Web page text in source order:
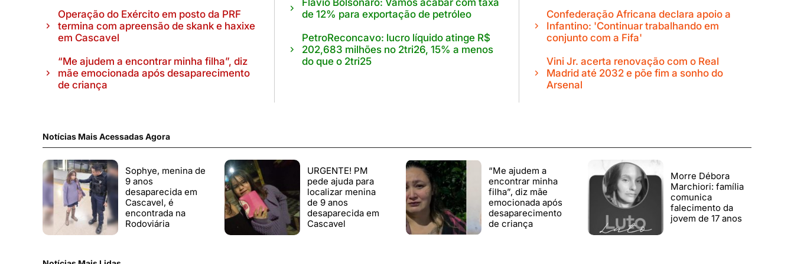
Operação do Exército em posto da PRF
termina com apreensão de skank e haxixe
em Cascavel
“Me ajudem a encontrar minha filha”, diz
mãe emocionada após desaparecimento
de criança
Flávio Bolsonaro: Vamos acabar com taxa
de 12% para exportação de petróleo
PetroReconcavo: lucro líquido atinge R$
202,683 milhões no 2tri26, 15% a menos
do que o 2tri25
Confederação Africana declara apoio a
Infantino: 'Continuar trabalhando em
conjunto com a Fifa'
Vini Jr. acerta renovação com o Real
Madrid até 2032 e põe fim a sonho do
Arsenal
Notícias Mais Acessadas Agora
Sophye, menina de
9 anos
desaparecida em
Cascavel, é
encontrada na
Rodoviária
URGENTE! PM
pede ajuda para
localizar menina
de 9 anos
desaparecida em
Cascavel
“Me ajudem a
encontrar minha
filha”, diz mãe
emocionada após
desaparecimento
de criança
Morre Débora
Marchiori: família
comunica
falecimento da
jovem de 17 anos